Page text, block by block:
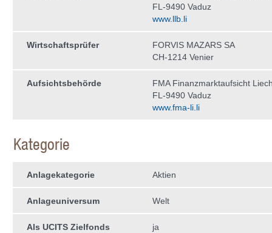
FL-9490 Vaduz
www.llb.li
Wirtschaftsprüfer
FORVIS MAZARS SA
CH-1214 Venier
Aufsichtsbehörde
FMA Finanzmarktaufsicht
FL-9490 Vaduz
www.fma-li.li
Kategorie
Anlagekategorie Aktien
Anlageuniversum Welt
Als UCITS Zielfonds
ja